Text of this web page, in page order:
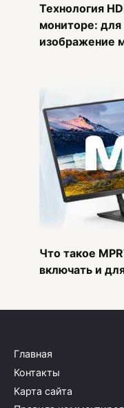
Технология
мониторе:
изображение
Что такое
включать и
Главная
Контакты
Карта сайта